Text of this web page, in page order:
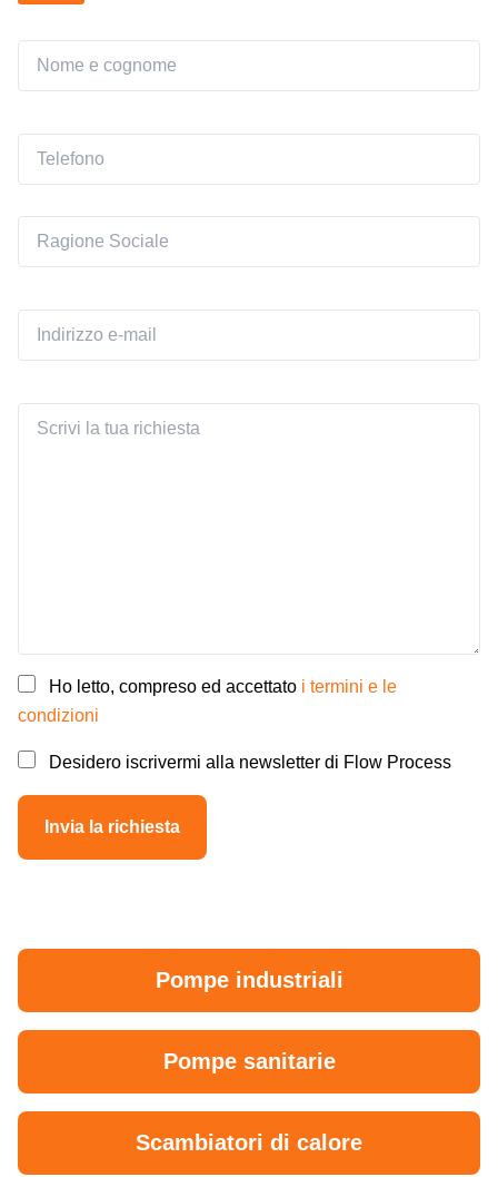
Ho letto, compreso ed accettato i termini e le
condizioni
Desidero iscrivermi alla newsletter di Flow Process
Pompe industriali
Pompe sanitarie
Scambiatori di calore